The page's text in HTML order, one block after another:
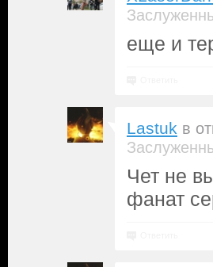
еще и
Lastuk в
Чет не
фанат